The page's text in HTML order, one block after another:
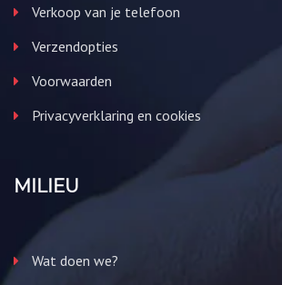
Verkoop van je telefoon
Verzendopties
Voorwaarden
Privacyverklaring en cookies
MILIEU
Wat doen we?